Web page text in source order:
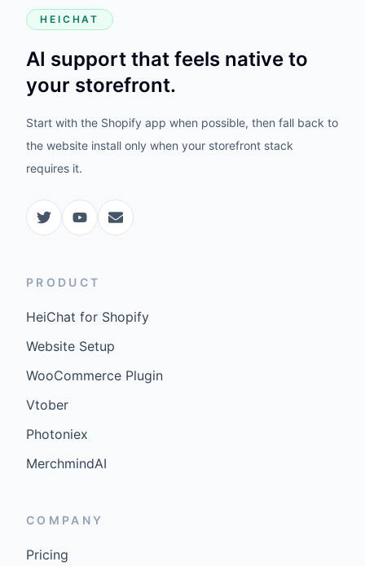
HEICHAT
AI support that feels native to
your storefront.
Start with the Shopify app when possible, then fall back to
the website install only when your storefront stack
requires it.
PRODUCT
HeiChat for Shopify
Website Setup
WooCommerce Plugin
Vtober
Photoniex
MerchmindAI
COMPANY
Pricing